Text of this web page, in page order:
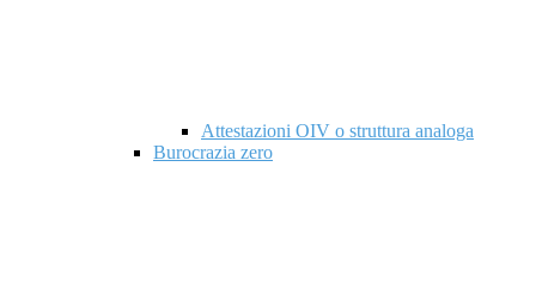
Attestazioni OIV o struttura analoga
Burocrazia zero